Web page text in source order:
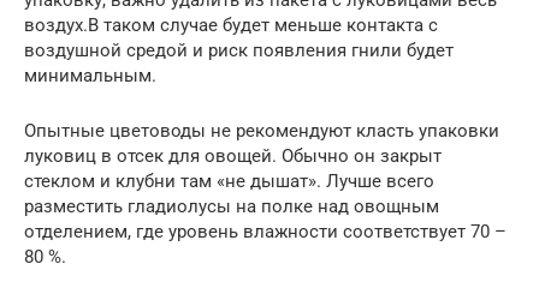
воздух.В таком случае будет меньше контакта с
воздушной средой и риск появления гнили будет
минимальным.
Опытные цветоводы не рекомендуют класть упаковки
луковиц в отсек для овощей. Обычно он закрыт
стеклом и клубни там «не дышат». Лучше всего
разместить гладиолусы на полке над овощным
отделением, где уровень влажности соответствует 70 –
80 %.